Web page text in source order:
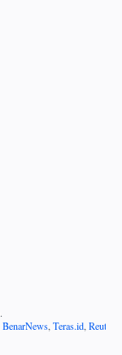
.
BenarNews, Teras.id, Reuters